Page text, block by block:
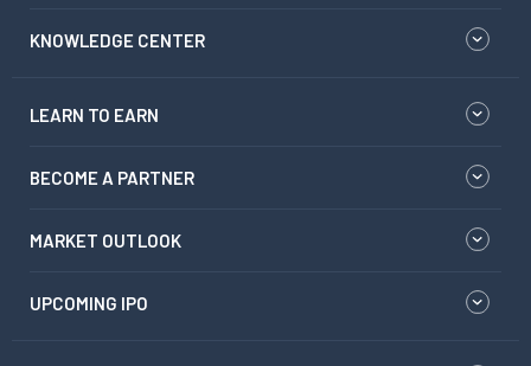
KNOWLEDGE CENTER
LEARN TO EARN
BECOME A PARTNER
MARKET OUTLOOK
UPCOMING IPO